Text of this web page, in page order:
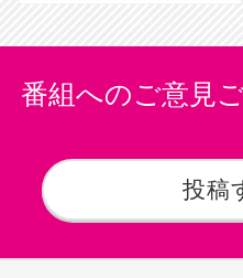
番組へのご意見
投稿